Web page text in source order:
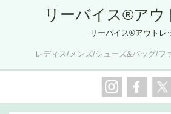
リーバイス®アウ
リーバイス®アウトレ
レディス/メンズ/シューズ&バッグ/フ